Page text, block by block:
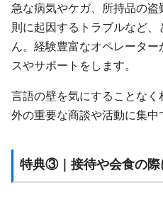
急な病気やケガ、所持品の
則に起因するトラブルなど
ん。経験豊富なオペレータ
スやサポートをします。
言語の壁を気にすることな
外の重要な商談や活動に集中
特典③｜接待や会食の際